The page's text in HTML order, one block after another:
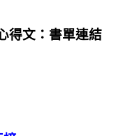
得文：書單連結